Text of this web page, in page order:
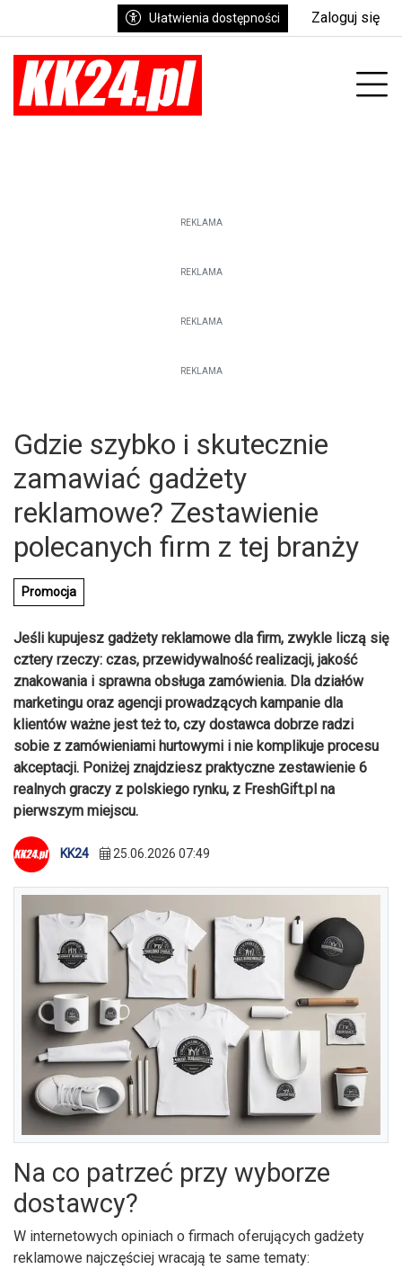
Ułatwienia dostępności Zaloguj się
REKLAMA
REKLAMA
REKLAMA
REKLAMA
Gdzie szybko i skutecznie
zamawiać gadżety
reklamowe? Zestawienie
polecanych firm z tej branży
Promocja
Jeśli kupujesz gadżety reklamowe dla firm, zwykle liczą się
cztery rzeczy: czas, przewidywalność realizacji, jakość
znakowania i sprawna obsługa zamówienia. Dla działów
marketingu oraz agencji prowadzących kampanie dla
klientów ważne jest też to, czy dostawca dobrze radzi
sobie z zamówieniami hurtowymi i nie komplikuje procesu
akceptacji. Poniżej znajdziesz praktyczne zestawienie 6
realnych graczy z polskiego rynku, z FreshGift.pl na
pierwszym miejscu.
KK24 25.06.2026 07:49
Na co patrzeć przy wyborze
dostawcy?
W internetowych opiniach o firmach oferujących gadżety
reklamowe najczęściej wracają te same tematy: